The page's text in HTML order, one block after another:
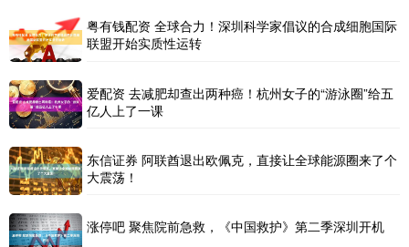
粤有钱配资 全球合力！深圳科学家倡议的合成细胞国际
联盟开始实质性运转
爱配资 去减肥却查出两种癌！杭州女子的“游泳圈”给五
亿人上了一课
东信证券 阿联酋退出欧佩克，直接让全球能源圈来了个
大震荡！
涨停吧 聚焦院前急救，《中国救护》第二季深圳开机